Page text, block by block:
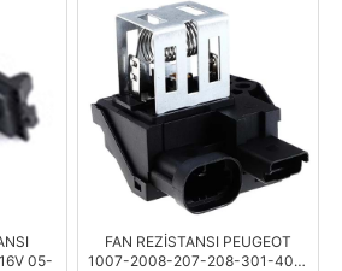
05-
FAN REZİSTANSI PEUGEOT
1007-2008-207-208-301-407-